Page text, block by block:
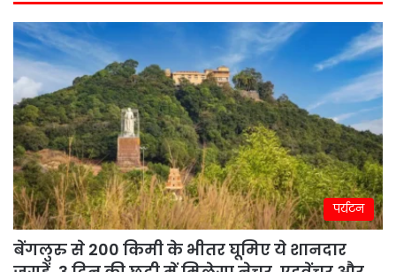
पर्यटन
बेंगलुरु से 200 किमी के भीतर घूमिए ये शानदार